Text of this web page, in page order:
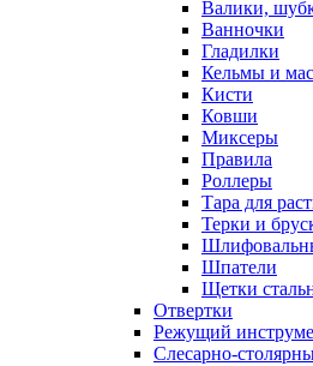
Валики,
Ванночки
Гладилки
Кельмы и
Кисти
Ковши
Миксеры
Правила
Роллеры
Тара для
Терки и
Шпатели
Щетки
Отвертки
Режущий
Слесарно-